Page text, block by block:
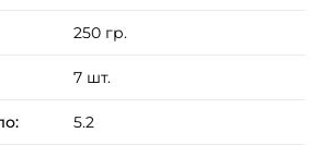
250 гр.
7 шт.
5.2